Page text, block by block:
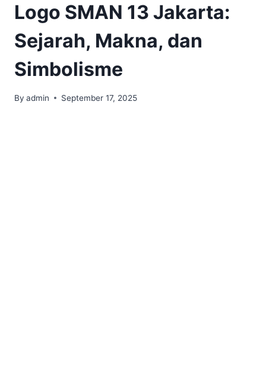
Logo SMAN 13 Jakarta:
Sejarah, Makna, dan
Simbolisme
By admin September 17, 2025